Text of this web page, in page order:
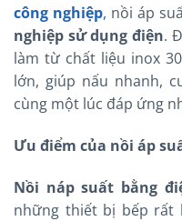
công nghiệp, nồi áp
nghiệp sử dụng điện.
làm từ chất liệu inox
lớn, giúp nấu nhanh,
cùng một lúc đáp ứng
Ưu điểm của nồi áp
Nồi náp suất bằng
những thiết bị bếp rất